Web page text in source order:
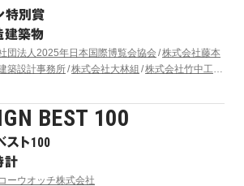
特別賞
建築物
団法人2025年日本国際博覧会協会 株式会社藤本
築設計事務所 株式会社大林組 株式会社竹中工務
計
BEST 100
スト100
計
ーウオッチ株式会社